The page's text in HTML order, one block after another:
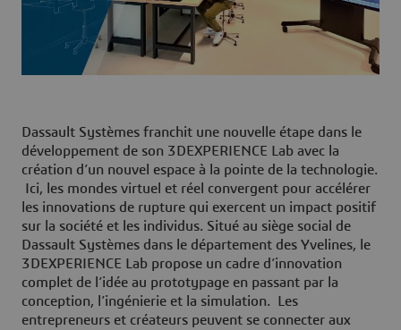
Dassault Systèmes franchit une nouvelle étape dans le
développement de son 3DEXPERIENCE Lab avec la
création d’un nouvel espace à la pointe de la technologie.
Ici, les mondes virtuel et réel convergent pour accélérer
les innovations de rupture qui exercent un impact positif
sur la société et les individus. Situé au siège social de
Dassault Systèmes dans le département des Yvelines, le
3DEXPERIENCE Lab propose un cadre d’innovation
complet de l’idée au prototypage en passant par la
conception, l’ingénierie et la simulation. Les
entrepreneurs et créateurs peuvent se connecter aux